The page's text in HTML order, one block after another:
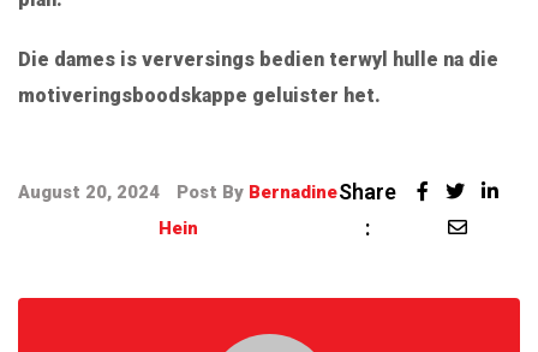
Die dames is verversings bedien terwyl hulle na die
motiveringsboodskappe geluister het.
August 20, 2024 Post By Bernadine
Hein
Share
: